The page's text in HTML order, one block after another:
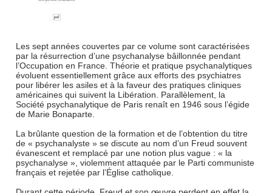
Les sept années couvertes par ce volume sont caractérisées
par la résurrection d’une psychanalyse bâillonnée pendant
l’Occupation en France. Théorie et pratique psychanalytiques
évoluent essentiellement grâce aux efforts des psychiatres
pour libérer les asiles et à la faveur des pratiques cliniques
américaines qui suivent la Libération. Parallèlement, la
Société psychanalytique de Paris renaît en 1946 sous l’égide
de Marie Bonaparte.
La brûlante question de la formation et de l’obtention du titre
de « psychanalyste » se discute au nom d’un Freud souvent
évanescent et remplacé par une notion plus vague : « la
psychanalyse », violemment attaquée par le Parti communiste
français et rejetée par l’Église catholique.